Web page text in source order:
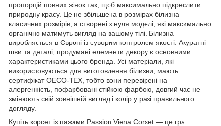
пропорцій повних жінок так, щоб максимально підкреслити
природну красу. Це не збільшена в розмірах білизна
класичних розмірів, а створені з нуля моделі, які максимально
органічно матимуть вигляд на вашому тілі. Білизна
виробляється в Європі із суворим контролем якості. Акуратні
шви та деталі, продумані елементи декору є основними
характеристиками цього бренда. Усі матеріали, які
використовуються для виготовлення білизни, мають
сертифікат OECO-TEX, тобто вони перевірені на
алергенність, пофарбовані стійкою фарбою, довгий час не
змінюють свій зовнішній вигляд і колір у разі правильного
догляду.
Купіть корсет із пажами Passion Viena Corset — це гра